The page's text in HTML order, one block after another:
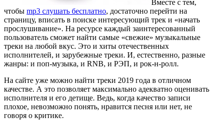
Вместе с тем,
чтобы mp3 слушать бесплатно, достаточно перейти на
страницу, вписать в поиске интересующий трек и «начать
прослушивание». На ресурсе каждый заинтересованный
пользователь сможет найти самые «свежие» музыкальные
треки на любой вкус. Это и хиты отечественных
исполнителей, и зарубежные треки. И, естественно, разные
жанры: и поп-музыка, и RNB, и РЭП, и рок-н-ролл.
На сайте уже можно найти треки 2019 года в отличном
качестве. А это позволяет максимально адекватно оценивать
исполнителя и его детище. Ведь, когда качество записи
плохое, невозможно понять, нравится песня или нет, не
говоря о критике.